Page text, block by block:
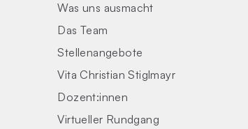
Was uns ausmacht
Das Team
Stellenangebote
Vita Christian Stiglmayr
Dozent:innen
Virtueller Rundgang